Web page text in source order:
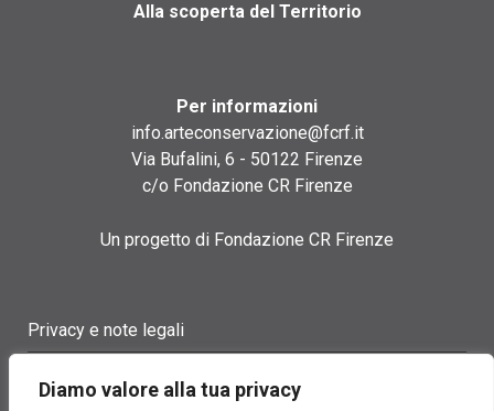
Diamo valore alla tua privacy
Alla scoperta del Territorio
Per informazioni
info.arteconservazione@fcrf.it
Via Bufalini, 6 - 50122 Firenze
c/o Fondazione CR Firenze
Un progetto di Fondazione CR Firenze
Privacy e note legali